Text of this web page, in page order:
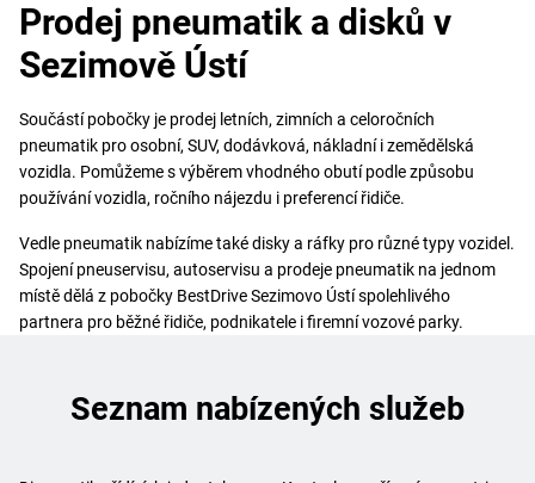
Prodej pneumatik a disků v
Sezimově Ústí
Součástí pobočky je prodej letních, zimních a celoročních
pneumatik pro osobní, SUV, dodávková, nákladní i zemědělská
vozidla. Pomůžeme s výběrem vhodného obutí podle způsobu
používání vozidla, ročního nájezdu i preferencí řidiče.
Vedle pneumatik nabízíme také disky a ráfky pro různé typy vozidel.
Spojení pneuservisu, autoservisu a prodeje pneumatik na jednom
místě dělá z pobočky BestDrive Sezimovo Ústí spolehlivého
partnera pro běžné řidiče, podnikatele i firemní vozové parky.
Seznam nabízených služeb